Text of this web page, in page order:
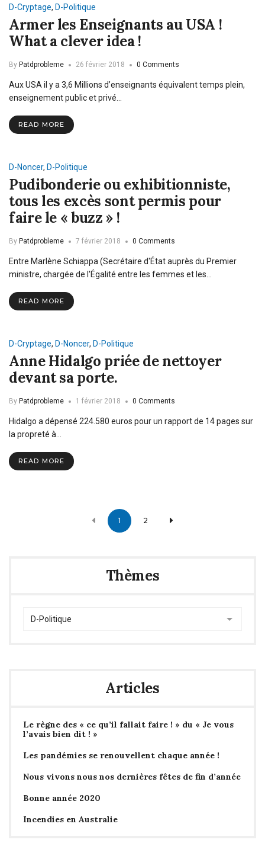
D-Cryptage, D-Politique
Armer les Enseignants au USA !
What a clever idea !
By Patdprobleme 26 février 2018 0 Comments
Aux USA il y a 3,6 Millions d’enseignants équivalent temps plein,
enseignement public et privé…
READ MORE
D-Noncer, D-Politique
Pudibonderie ou exhibitionniste,
tous les excès sont permis pour
faire le « buzz » !
By Patdprobleme 7 février 2018 0 Comments
Entre Marlène Schiappa (Secrétaire d'État auprès du Premier
ministre, chargée de l'Égalité entre les femmes et les…
READ MORE
D-Cryptage, D-Noncer, D-Politique
Anne Hidalgo priée de nettoyer
devant sa porte.
By Patdprobleme 1 février 2018 0 Comments
Hidalgo a dépensé 224.580 euros pour un rapport de 14 pages sur
la propreté à…
READ MORE
1 2
Thèmes
Articles
Le règne des « ce qu’il fallait faire ! » du « Je vous
l’avais bien dit ! »
Les pandémies se renouvellent chaque année !
Nous vivons nous nos dernières fêtes de fin d’année
Bonne année 2020
Incendies en Australie